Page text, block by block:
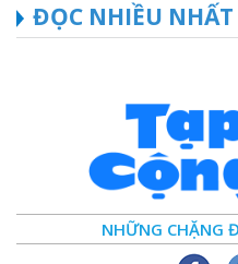
ĐỌC NHIỀU NHẤT
NHỮNG CHẶNG